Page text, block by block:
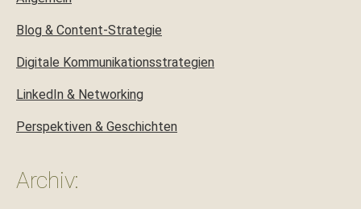
Blog & Content-Strategie
Digitale Kommunikationsstrategien
LinkedIn & Networking
Perspektiven & Geschichten
Archiv: